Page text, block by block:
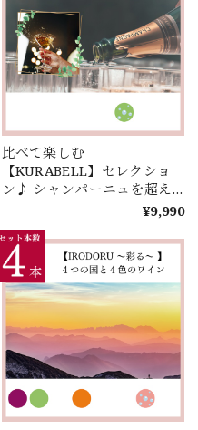
比べて楽しむ
【KURABELL】セレクショ
ン♪ シャンパーニュを超え
るスパークリングワイン
は！？～スペイン編～＜２本
セレクション＞
¥9,990